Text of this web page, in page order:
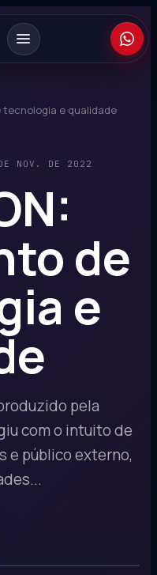
tecnologia e qualidade
NOV. DE 2022
de
e
pela
com o intuito de
e público externo,